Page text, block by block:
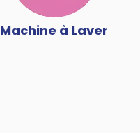
Machine à Laver